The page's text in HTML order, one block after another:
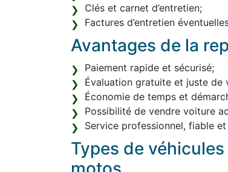
Clés et carnet d’entretien;
Factures d’entretien
Avantages de la
Paiement rapide et sécurisé;
Évaluation gratuite et juste de
Économie de temps et
Possibilité de vendre voiture
Service professionnel, fiable
Types de